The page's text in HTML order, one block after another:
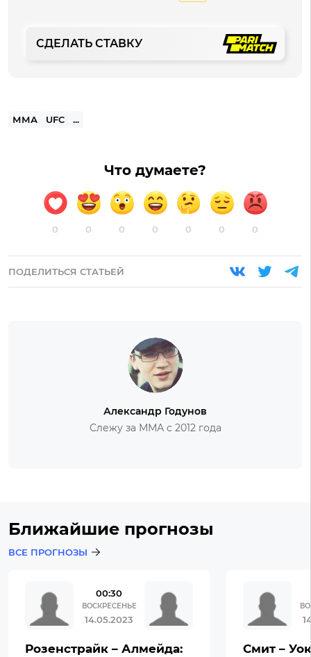
СДЕЛАТЬ СТАВКУ
ММА UFC ...
Что думаете?
0 0 0 0 0 0 0
ПОДЕЛИТЬСЯ СТАТЬЕЙ
Александр Годунов
Слежу за ММА с 2012 года
Ближайшие прогнозы
ВСЕ ПРОГНОЗЫ
00:30
ВОСКРЕСЕНЬЕ
14.05.2023
Розенстрайк – Алмейда:
Смит –